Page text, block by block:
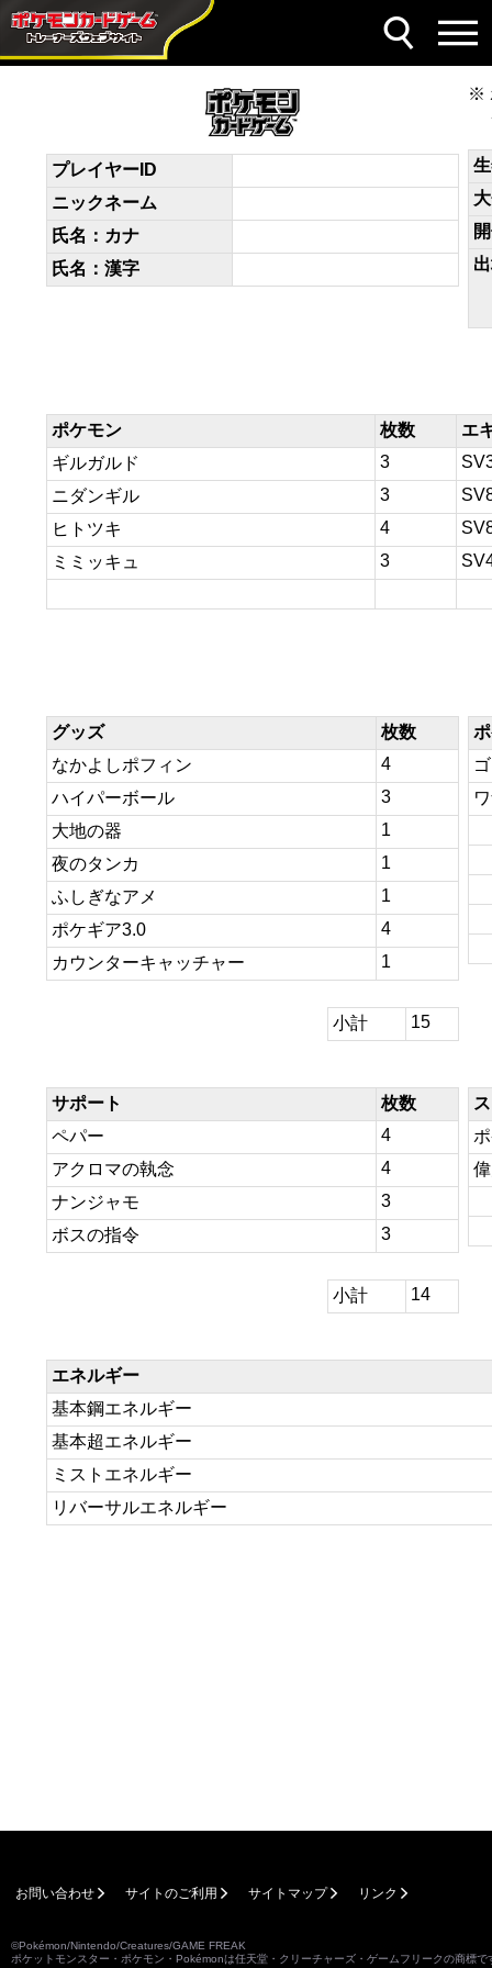
デッキコード
LQ6ngL-VXJPNy-NQginL
プレイヤーID
ニックネーム
氏名：カナ
氏名：漢字
ポケモン 枚数
エ
ギルガルド
3
ニダンギル
3
ヒトツキ
4
ミミッキュ
3
グッズ
枚数
なかよしポフィン
4
ハイパーボール
3
大地の器
1
夜のタンカ
1
ふしぎなアメ
1
ポケギア3.0
4
カウンターキャッチャー
1
小計 15
サポート
枚数
ペパー
4
アクロマの執念
4
ナンジャモ
3
ボスの指令
3
小計 14
エネルギー
基本鋼エネルギー
基本超エネルギー
ミストエネルギー
リバーサルエネルギー
お問い合わせ サイトのご利用 サイトマップ リンク
©Pokémon/Nintendo/Creatures/GAME FREAK
ポケットモンスター・ポケモン・Pokémonは任天堂・クリーチャーズ・ゲームフリークの商標で